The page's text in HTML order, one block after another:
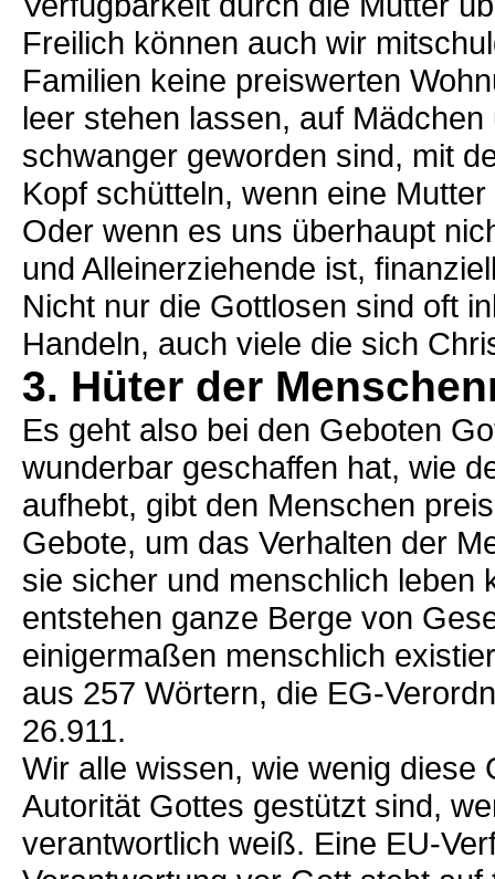
Freilich können auch wir
Familien keine preiswerten
leer stehen lassen, auf
schwanger geworden sind, mit
Kopf schütteln, wenn eine
Oder wenn es uns überhaupt
und Alleinerziehende ist,
Nicht nur die Gottlosen sind oft
Handeln, auch viele die sich
3. Hüter der
Es geht also bei den Geboten
wunderbar geschaffen hat, wie
aufhebt, gibt den Menschen
Gebote, um das Verhalten der
sie sicher und menschlich leben
entstehen ganze Berge von
einigermaßen menschlich
aus 257 Wörtern, die EG-
26.911.
Wir alle wissen, wie wenig
Autorität Gottes gestützt sind,
verantwortlich weiß. Eine EU-